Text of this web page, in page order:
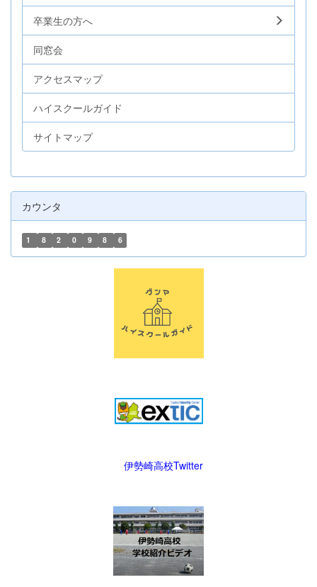
卒業生の方へ
同窓会
アクセスマップ
ハイスクールガイド
サイトマップ
カウンタ
1 8 2 0 9 8 6
伊勢崎高校Twitter